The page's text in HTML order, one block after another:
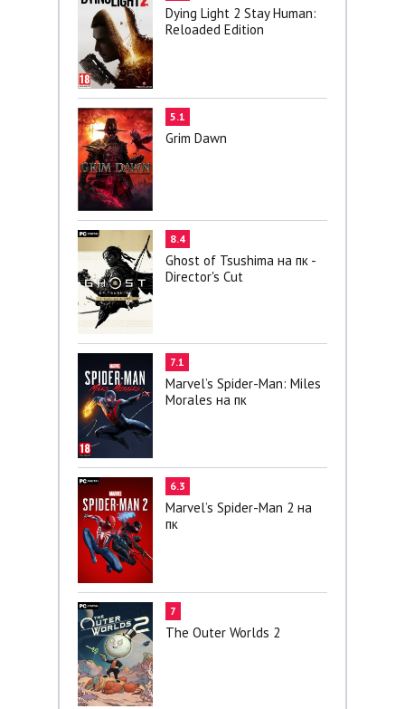
Dying Light 2 Stay Human:
Reloaded Edition
5.1
Grim Dawn
8.4
Ghost of Tsushima на пк -
Director's Cut
7.1
Marvel’s Spider-Man: Miles
Morales на пк
6.3
Marvel’s Spider-Man 2 на
пк
7
The Outer Worlds 2